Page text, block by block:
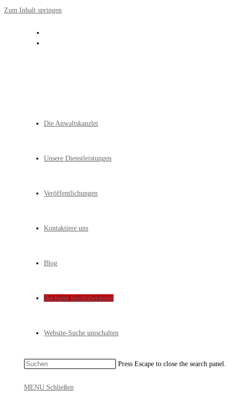
Zum Inhalt springen
Die Anwaltskanzlei
Unsere Dienstleistungen
Veröffentlichungen
Kontaktiere uns
Blog
Buchung Rechtsberatung
Website-Suche umschalten
Press Escape to close the search panel.
MENU Schließen